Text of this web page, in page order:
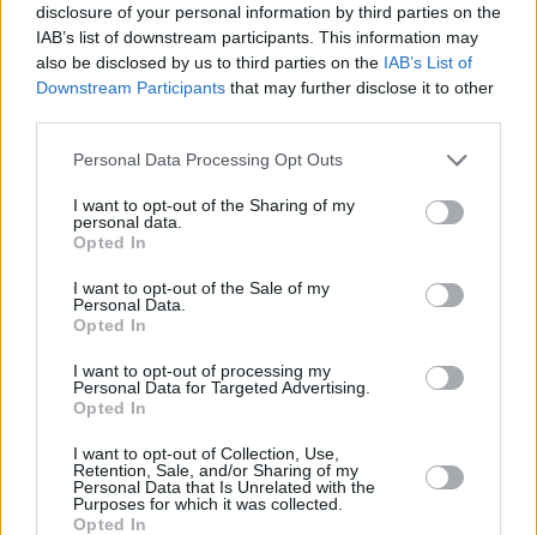
disclosure of your personal information by third parties on the
IAB’s list of downstream participants. This information may
also be disclosed by us to third parties on the IAB’s List of
Downstream Participants that may further disclose it to other
Personal Data Processing Opt Outs
I want to opt-out of the Sharing of my
personal data.
Opted In
I want to opt-out of the Sale of my
Personal Data.
Opted In
I want to opt-out of processing my
Personal Data for Targeted Advertising.
Opted In
I want to opt-out of Collection, Use,
Retention, Sale, and/or Sharing of my
Personal Data that Is Unrelated with the
Purposes for which it was collected.
Opted In